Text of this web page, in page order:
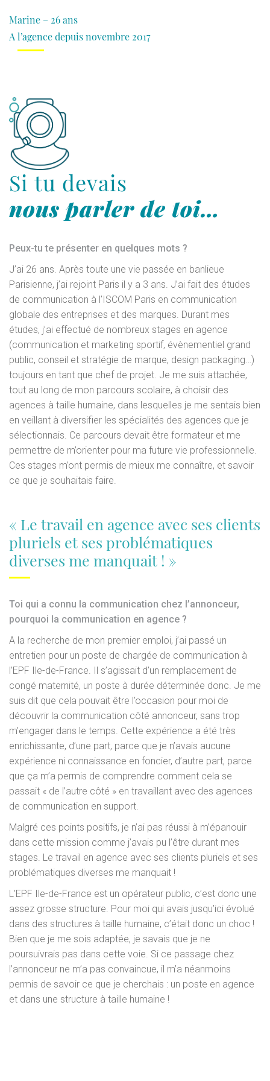
Marine – 26 ans
A l’agence depuis novembre 2017
Si tu devais
nous parler de toi…
Peux-tu te présenter en quelques mots ?
J’ai 26 ans. Après toute une vie passée en banlieue
Parisienne, j’ai rejoint Paris il y a 3 ans. J’ai fait des études
de communication à l’ISCOM Paris en communication
globale des entreprises et des marques. Durant mes
études, j’ai effectué de nombreux stages en agence
(communication et marketing sportif, évènementiel grand
public, conseil et stratégie de marque, design packaging…)
toujours en tant que chef de projet. Je me suis attachée,
tout au long de mon parcours scolaire, à choisir des
agences à taille humaine, dans lesquelles je me sentais bien
en veillant à diversifier les spécialités des agences que je
sélectionnais. Ce parcours devait être formateur et me
permettre de m’orienter pour ma future vie professionnelle.
Ces stages m’ont permis de mieux me connaître, et savoir
ce que je souhaitais faire.
« Le travail en agence avec ses clients
pluriels et ses problématiques
diverses me manquait ! »
Toi qui a connu la communication chez l’annonceur,
pourquoi la communication en agence ?
A la recherche de mon premier emploi, j’ai passé un
entretien pour un poste de chargée de communication à
l’EPF Ile-de-France. Il s’agissait d’un remplacement de
congé maternité, un poste à durée déterminée donc. Je me
suis dit que cela pouvait être l’occasion pour moi de
découvrir la communication côté annonceur, sans trop
m’engager dans le temps. Cette expérience a été très
enrichissante, d’une part, parce que je n’avais aucune
expérience ni connaissance en foncier, d’autre part, parce
que ça m’a permis de comprendre comment cela se
passait « de l’autre côté » en travaillant avec des agences
de communication en support.
Malgré ces points positifs, je n’ai pas réussi à m’épanouir
dans cette mission comme j’avais pu l’être durant mes
stages. Le travail en agence avec ses clients pluriels et ses
problématiques diverses me manquait !
L’EPF Ile-de-France est un opérateur public, c’est donc une
assez grosse structure. Pour moi qui avais jusqu’ici évolué
dans des structures à taille humaine, c’était donc un choc !
Bien que je me sois adaptée, je savais que je ne
poursuivrais pas dans cette voie. Si ce passage chez
l’annonceur ne m’a pas convaincue, il m’a néanmoins
permis de savoir ce que je cherchais : un poste en agence
et dans une structure à taille humaine !